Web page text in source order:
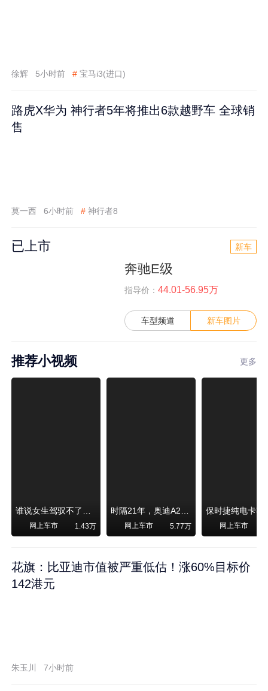
徐辉 5小时前 # 宝马i3(进口)
路虎X华为 神行者5年将推出6款越野车 全球销
售
莫一西 6小时前 # 神行者8
已上市 新车
奔驰E级
指导价： 44.01-56.95万
车型频道 新车图片
推荐小视频 更多
谁说女生驾驭不了大SUV？看我开问界M6驰骋坝上草原！
网上车市 1.43万
时隔21年，奥迪A2强势归来！
网上车市 5.77万 网上车市
花旗：比亚迪市值被严重低估！涨60%目标价
142港元
朱玉川 7小时前